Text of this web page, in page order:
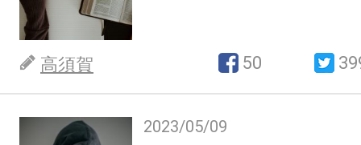
高須賀 50
2023/05/09